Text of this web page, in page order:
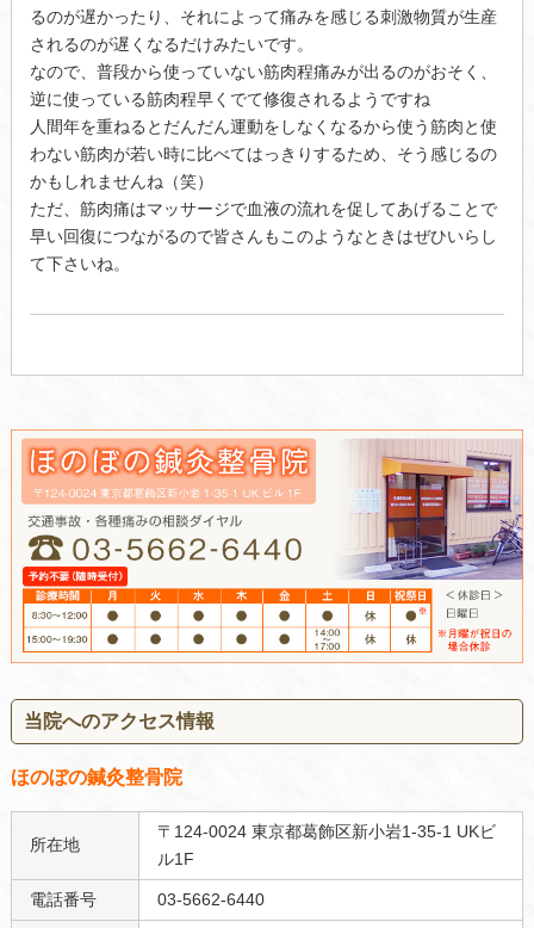
るのが遅かったり、それによって痛みを感じる刺激物質が生産
されるのが遅くなるだけみたいです。
なので、普段から使っていない筋肉程痛みが出るのがおそく、
逆に使っている筋肉程早くでて修復されるようですね
人間年を重ねるとだんだん運動をしなくなるから使う筋肉と使
わない筋肉が若い時に比べてはっきりするため、そう感じるの
かもしれませんね（笑）
ただ、筋肉痛はマッサージで血液の流れを促してあげることで
早い回復につながるので皆さんもこのようなときはぜひいらし
て下さいね。
当院へのアクセス情報
ほのぼの鍼灸整骨院
所在地
〒124-0024 東京都葛飾区新小岩1-35-1 UKビ
ル1F
電話番号 03-5662-6440